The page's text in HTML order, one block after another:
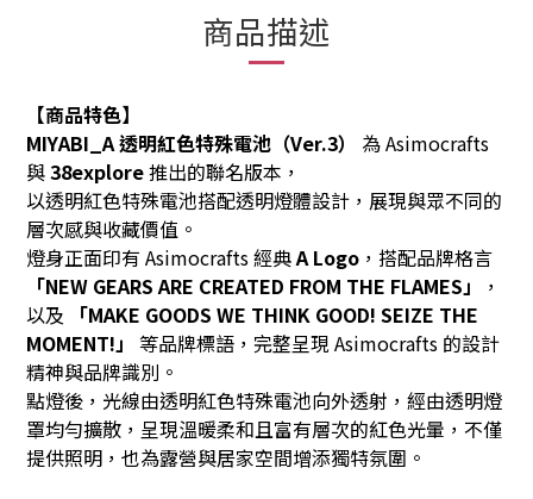
商品描述
【商品特色】
MIYABI_A 透明紅色特殊電池（Ver.3）
為 Asimocrafts
與38explore推出的聯名版本，
以透明紅色特殊電池搭配透明燈體設計，展現與眾不同的
層次感與收藏價值。
燈身正面印有 Asimocrafts 經典A Logo ，搭配品牌格言
「NEW GEARS ARE CREATED FROM THE FLAMES」
，
以及
「MAKE GOODS WE THINK GOOD! SEIZE THE
MOMENT!」 等品牌標語，完整呈現 Asimocrafts 的設計
精神與品牌識別。
點燈後，光線由透明紅色特殊電池向外透射，經由透明燈
罩均勻擴散，呈現溫暖柔和且富有層次的紅色光暈，不僅
提供照明，也為露營與居家空間增添獨特氛圍。